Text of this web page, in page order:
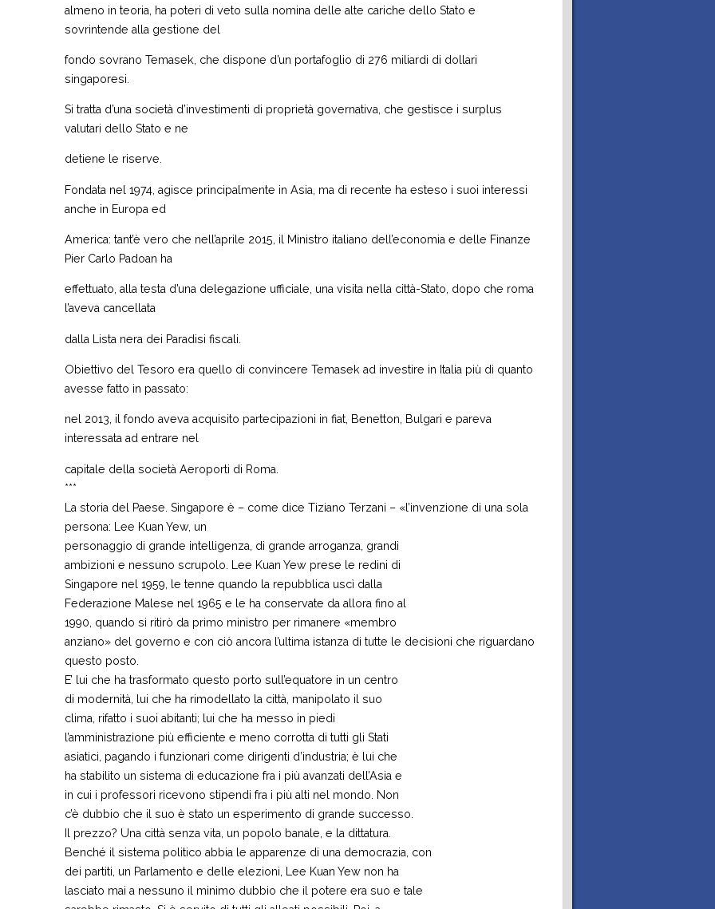
almeno in teoria, ha poteri di veto sulla nomina delle alte cariche dello Stato e
sovrintende alla gestione del
fondo sovrano Temasek, che dispone d’un portafoglio di 276 miliardi di dollari
singaporesi.
Si tratta d’una società d’investimenti di proprietà governativa, che gestisce i surplus
valutari dello Stato e ne
detiene le riserve.
Fondata nel 1974, agisce principalmente in Asia, ma di recente ha esteso i suoi interessi
anche in Europa ed
America: tant’è vero che nell’aprile 2015, il Ministro italiano dell’economia e delle Finanze
Pier Carlo Padoan ha
effettuato, alla testa d’una delegazione ufficiale, una visita nella città-Stato, dopo che roma
l’aveva cancellata
dalla Lista nera dei Paradisi fiscali.
Obiettivo del Tesoro era quello di convincere Temasek ad investire in Italia più di quanto
avesse fatto in passato:
nel 2013, il fondo aveva acquisito partecipazioni in fiat, Benetton, Bulgari e pareva
interessata ad entrare nel
capitale della società Aeroporti di Roma.
***
La storia del Paese. Singapore è – come dice Tiziano Terzani – «l’invenzione di una sola
persona: Lee Kuan Yew, un
personaggio di grande intelligenza, di grande arroganza, grandi
ambizioni e nessuno scrupolo. Lee Kuan Yew prese le redini di
Singapore nel 1959, le tenne quando la repubblica uscì dalla
Federazione Malese nel 1965 e le ha conservate da allora fino al
1990, quando si ritirò da primo ministro per rimanere «membro
anziano» del governo e con ciò ancora l’ultima istanza di tutte le decisioni che riguardano
questo posto.
E’ lui che ha trasformato questo porto sull’equatore in un centro
di modernità, lui che ha rimodellato la città, manipolato il suo
clima, rifatto i suoi abitanti; lui che ha messo in piedi
l’amministrazione più efficiente e meno corrotta di tutti gli Stati
asiatici, pagando i funzionari come dirigenti d’industria; è lui che
ha stabilito un sistema di educazione fra i più avanzati dell’Asia e
in cui i professori ricevono stipendi fra i più alti nel mondo. Non
c’è dubbio che il suo è stato un esperimento di grande successo.
Il prezzo? Una città senza vita, un popolo banale, e la dittatura.
Benché il sistema politico abbia le apparenze di una democrazia, con
dei partiti, un Parlamento e delle elezioni, Lee Kuan Yew non ha
lasciato mai a nessuno il minimo dubbio che il potere era suo e tale